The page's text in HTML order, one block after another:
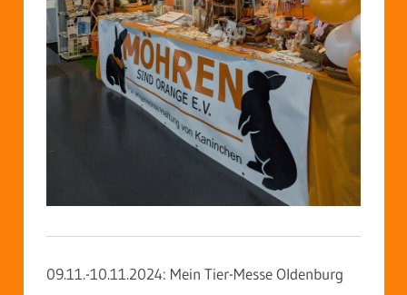
09.11.-10.11.2024: Mein Tier-Messe Oldenburg